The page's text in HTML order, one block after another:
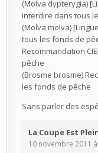
(Molva dypterygia)
interdire dans tous
(Molva molva)
tous les fonds de
Recommandation
pêche
(Brosme brosme)
les fonds de pêche
Sans parler des
La Coupe Est
10 novembre 2011